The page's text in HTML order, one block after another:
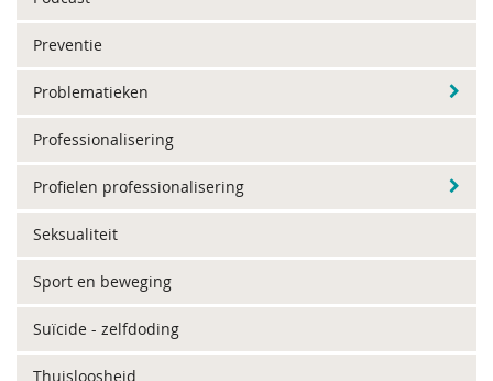
Preventie
Problematieken
Professionalisering
Profielen professionalisering
Seksualiteit
Sport en beweging
Suïcide - zelfdoding
Thuisloosheid